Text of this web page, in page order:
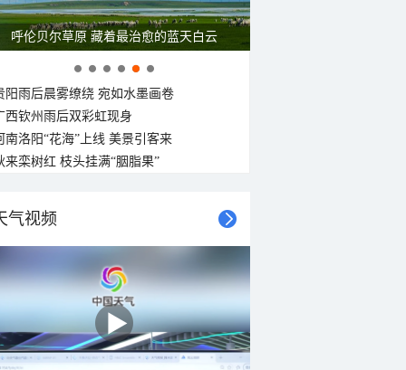
一组图感受水中消暑快乐瞬间
阳雨后晨雾缭绕 宛如水墨画卷
西钦州雨后双彩虹现身
南洛阳“花海”上线 美景引客来
来栾树红 枝头挂满“胭脂果”
气视频